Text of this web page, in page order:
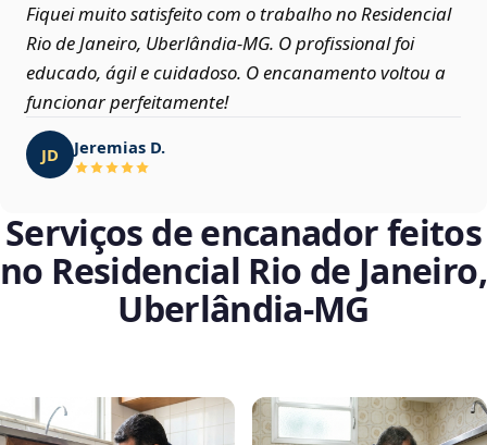
Fiquei muito satisfeito com o trabalho no Residencial
Rio de Janeiro, Uberlândia‑MG. O profissional foi
educado, ágil e cuidadoso. O encanamento voltou a
funcionar perfeitamente!
JD Jeremias D.
Serviços de encanador feitos
no Residencial Rio de Janeiro,
Uberlândia‑MG